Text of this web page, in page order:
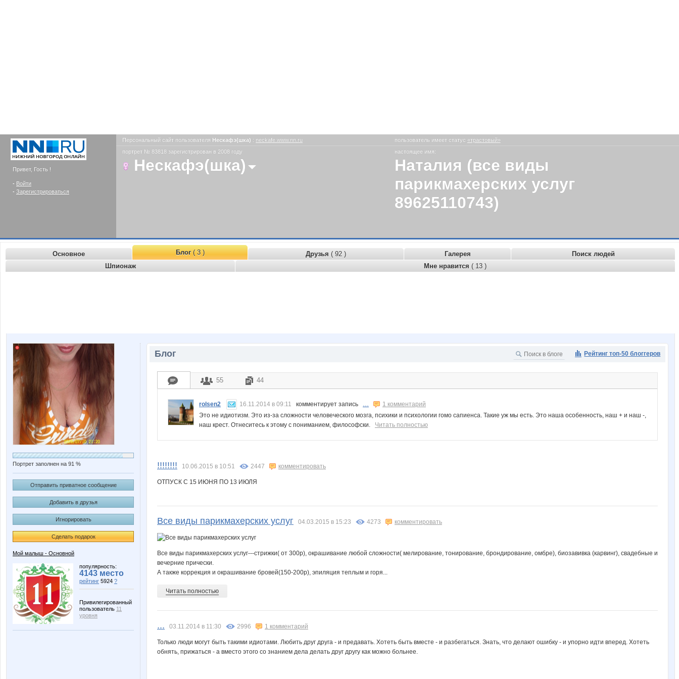
Привет, Гость !
- Войти
- Зарегистрироваться
Персональный сайт пользователя Нескафэ(шка) : neckafe.www.nn.ru пользователь имеет статус «трастовый»
портрет № 83818 зарегистрирован в 2008 году
Нескафэ(шка)
настоящее имя:
Наталия (все виды
парикмахерских услуг
89625110743)
Основное Блог( 3 ) Друзья ( 92 ) Галерея
Поиск людей
Шпионаж
Мне нравится ( 13 )
Портрет заполнен на 91 %
Отправить приватное сообщение
Добавить в друзья
Игнорировать
Сделать подарок
Мой малыш - Основной
популярность:
4143 место
рейтинг 5924 ?
Привилегированный
пользователь 11
уровня
Рейтинг топ-50 блоггеров
Блог
55 44
rolsen2 16.11.2014 в 09:11 комментирует запись
1 комментарий
Это не идиотизм. Это из-за сложности человеческого мозга, психики и психологии гомо сапиенса. Такие уж мы есть. Это наша особенность, наш + и наш -,
наш крест. Отнеситесь к этому с пониманием, философски. Читать полностью
!!!!!!!! 10.06.2015 в 10:51 2447 комментировать
ОТПУСК С 15 ИЮНЯ ПО 13 ИЮЛЯ
Все виды парикмахерских услуг 04.03.2015 в 15:23 4273 комментировать
Все виды парикмахерских услуг---стрижки( от 300р), окрашивание любой сложности( мелирование, тонирование, брондирование, омбре), биозавивка (карвинг), свадебные и
вечерние прически.
А также коррекция и окрашивание бровей(150-200р), эпиляция теплым и горя...
Читать полностью
... 03.11.2014 в 11:30 2996 1 комментарий
Только люди могут быть такими идиотами. Любить друг друга - и предавать. Хотеть быть вместе - и разбегаться. Знать, что делают ошибку - и упорно идти вперед. Хотеть
обнять, прижаться - а вместо этого со знанием дела делать друг другу как можно больнее.